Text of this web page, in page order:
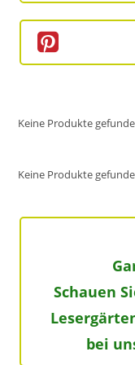
Keine Produkte
Keine Produkte
Schauen
bei